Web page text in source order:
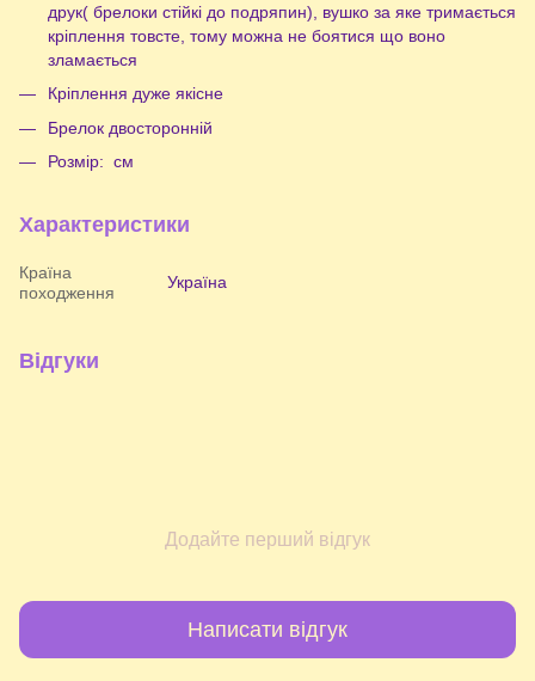
друк( брелоки стійкі до подряпин), вушко за яке тримається
кріплення товсте, тому можна не боятися що воно
зламається
Кріплення дуже якісне
Брелок двосторонній
Розмір: см
Характеристики
Країна
походження
Україна
Відгуки
Додайте перший відгук
Написати відгук